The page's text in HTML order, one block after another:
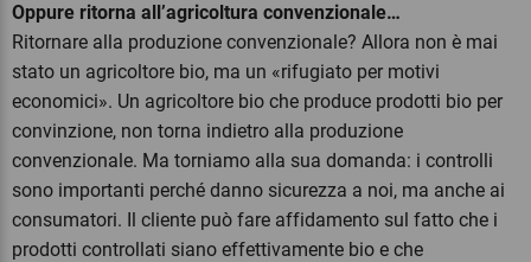
Oppure ritorna all’agricoltura convenzionale…
Ritornare alla produzione convenzionale? Allora non è mai
stato un agricoltore bio, ma un «rifugiato per motivi
economici». Un agricoltore bio che produce prodotti bio per
convinzione, non torna indietro alla produzione
convenzionale. Ma torniamo alla sua domanda: i controlli
sono importanti perché danno sicurezza a noi, ma anche ai
consumatori. Il cliente può fare affidamento sul fatto che i
prodotti controllati siano effettivamente bio e che